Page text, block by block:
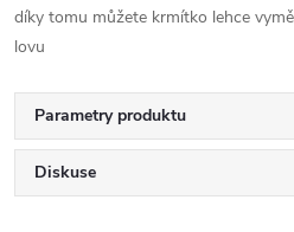
díky tomu můžete krmítko lehce
lovu
Parametry produktu
Diskuse